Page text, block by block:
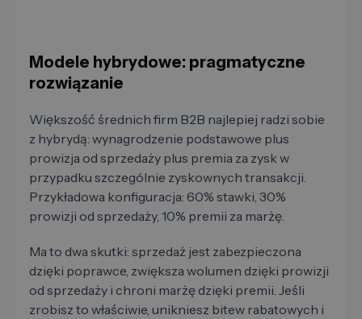
Modele hybrydowe: pragmatyczne
rozwiązanie
Większość średnich firm B2B najlepiej radzi sobie
z hybrydą: wynagrodzenie podstawowe plus
prowizja od sprzedaży plus premia za zysk w
przypadku szczególnie zyskownych transakcji.
Przykładowa konfiguracja: 60% stawki, 30%
prowizji od sprzedaży, 10% premii za marżę.
Ma to dwa skutki: sprzedaż jest zabezpieczona
dzięki poprawce, zwiększa wolumen dzięki prowizji
od sprzedaży i chroni marżę dzięki premii. Jeśli
zrobisz to właściwie, unikniesz bitew rabatowych i